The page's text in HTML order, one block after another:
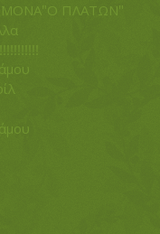
ΠΛΑΤΩΝ"